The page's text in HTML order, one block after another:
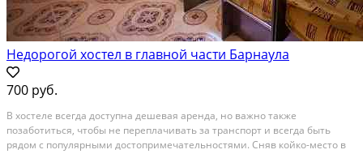
Недорогой хостел в главной части Барнаула
700 руб.
В хостеле всегда доступна дешевая аренда, но важно также
позаботиться, чтобы не переплачивать за транспорт и всегда быть
рядом с популярными достопримечательностями. Сняв койко-место в